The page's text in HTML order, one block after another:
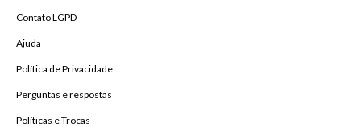
Contato LGPD
Ajuda
Política de Privacidade
Perguntas e respostas
Políticas e Trocas